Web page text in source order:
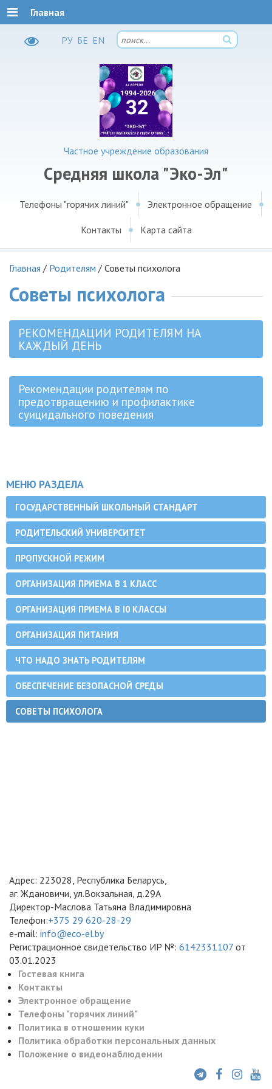
РУ БЕ EN
Частное учреждение образования
Средняя школа "Эко-Эл"
Главная
Телефоны "горячих линий" Электронное обращение
Контакты Карта сайта
Главная / Родителям / Советы психолога
Советы психолога
РЕКОМЕНДАЦИИ РОДИТЕЛЯМ НА
КАЖДЫЙ ДЕНЬ
Рекомендации родителям по
предотвращению и профилактике
суицидального поведения
МЕНЮ РАЗДЕЛА
ГОСУДАРСТВЕННЫЙ ШКОЛЬНЫЙ СТАНДАРТ
РОДИТЕЛЬСКИЙ УНИВЕРСИТЕТ
ПРОПУСКНОЙ РЕЖИМ
ОРГАНИЗАЦИЯ ПРИЕМА В 1 КЛАСС
ОРГАНИЗАЦИЯ ПРИЕМА В I0 КЛАССЫ
ОРГАНИЗАЦИЯ ПИТАНИЯ
ЧТО НАДО ЗНАТЬ РОДИТЕЛЯМ
ОБЕСПЕЧЕНИЕ БЕЗОПАСНОЙ СРЕДЫ
СОВЕТЫ ПСИХОЛОГА
Адрес: 223028, Республика Беларусь,
аг. Ждановичи, ул.Вокзальная, д.29А
Директор-Маслова Татьяна Владимировна
Телефон:+375 29 620-28-29
e-mail: info@eco-el.by
Регистрационное свидетельство ИР №: 6142331107 от
03.01.2023
Гостевая книга
Контакты
Электронное обращение
Телефоны "горячих линий"
Политика в отношении куки
Политика обработки персональных данных
Положение о видеонаблюдении